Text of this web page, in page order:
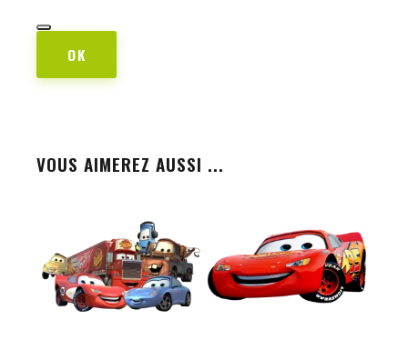
OK
VOUS AIMEREZ AUSSI ...